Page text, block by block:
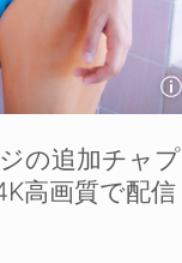
の追加チャプ
高画質で配信